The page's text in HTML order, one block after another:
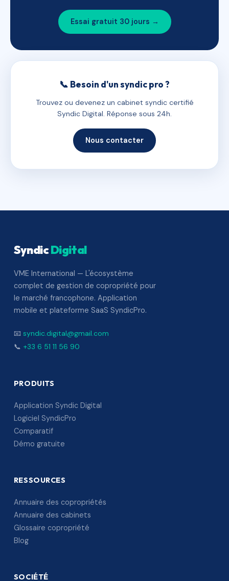
Essai gratuit 30 jours →
📞 Besoin d'un syndic pro ?
Trouvez ou devenez un cabinet syndic certifié
Syndic Digital. Réponse sous 24h.
Nous contacter
SyndicDigital
VME International — L'écosystème
complet de gestion de copropriété pour
le marché francophone. Application
mobile et plateforme SaaS SyndicPro.
📧 syndic.digital@gmail.com
📞 +33 6 51 11 56 90
PRODUITS
Application Syndic Digital
Logiciel SyndicPro
Comparatif
Démo gratuite
RESSOURCES
Annuaire des copropriétés
Annuaire des cabinets
Glossaire copropriété
Blog
SOCIÉTÉ